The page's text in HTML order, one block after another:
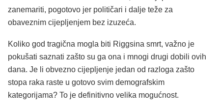
zanemariti, pogotovo jer političari i dalje teže za
obaveznim cijepljenjem bez izuzeća.
Koliko god tragična mogla biti Riggsina smrt, važno je
pokušati saznati zašto su ga ona i mnogi drugi dobili ovih
dana. Je li obvezno cijepljenje jedan od razloga zašto
stopa raka raste u gotovo svim demografskim
kategorijama? To je definitivno velika mogućnost.